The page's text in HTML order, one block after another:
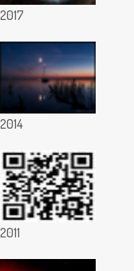
2017
2014
2011